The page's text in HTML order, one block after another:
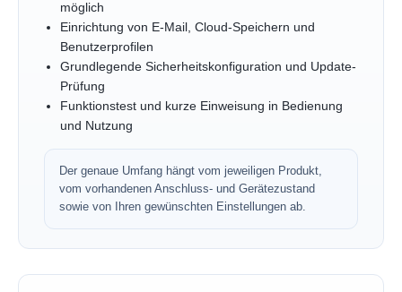
möglich
Einrichtung von E-Mail, Cloud-Speichern und
Benutzerprofilen
Grundlegende Sicherheitskonfiguration und Update-
Prüfung
Funktionstest und kurze Einweisung in Bedienung
und Nutzung
Der genaue Umfang hängt vom jeweiligen Produkt,
vom vorhandenen Anschluss- und Gerätezustand
sowie von Ihren gewünschten Einstellungen ab.